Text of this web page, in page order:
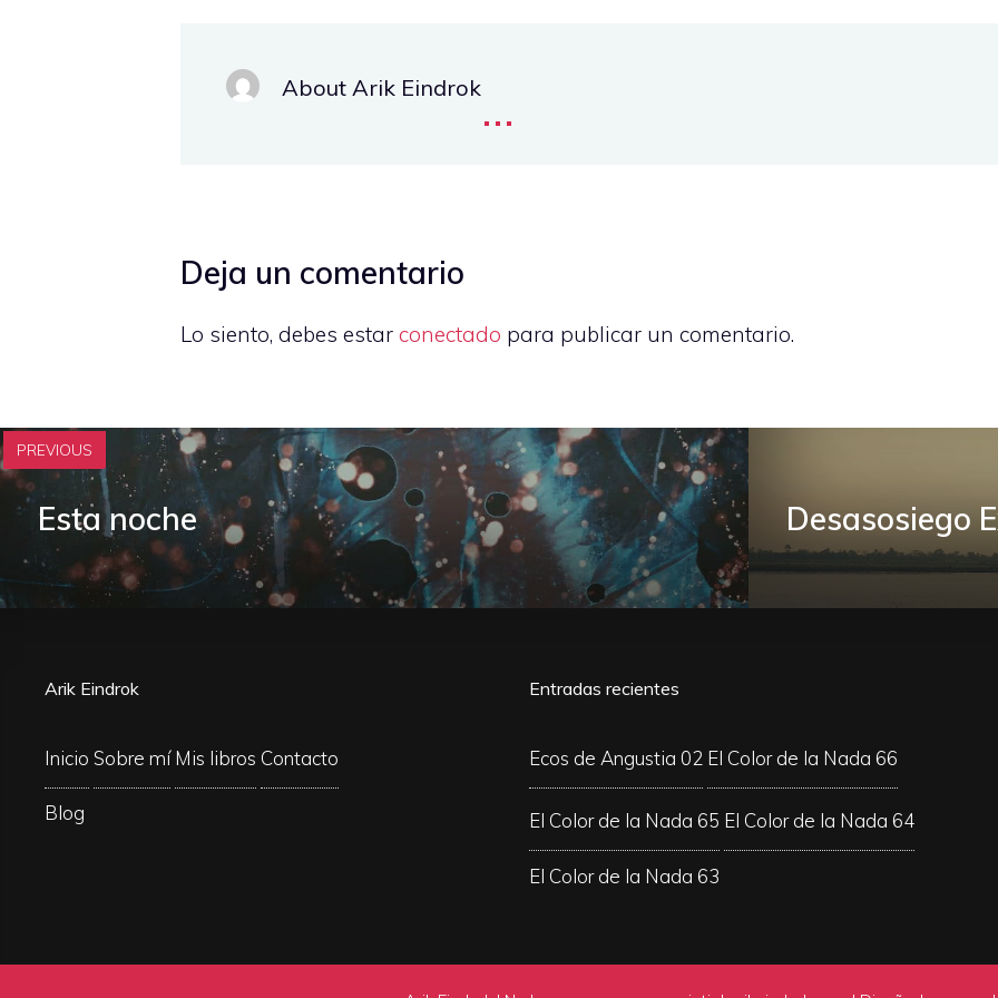
About Arik Eindrok...
Deja un comentario
Lo siento, debes estar conectado para publicar un comentario.
PREVIOUS
Esta noche Desasosiego
Arik Eindrok
Inicio Sobre mí Mis libros Contacto
Blog
Entradas recientes
Ecos de Angustia 02 El Color de la Nada 66
El Color de la Nada 65 El Color de la Nada 64
El Color de la Nada 63